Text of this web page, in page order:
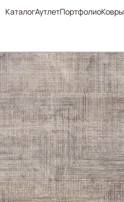
КаталогАутлетПортфолио